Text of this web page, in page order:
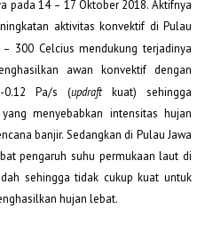
pada 14 – 17 Oktober 2018. Aktifnya
aktivitas konvektif di Pulau
300 Celcius mendukung terjadinya
awan konvektif dengan
0.12 Pa/s (updraftkuat) sehingga
menyebabkan intensitas hujan
banjir. Sedangkan di Pulau Jawa
pengaruh suhu permukaan laut di
sehingga tidak cukup kuat untuk
hujan lebat.